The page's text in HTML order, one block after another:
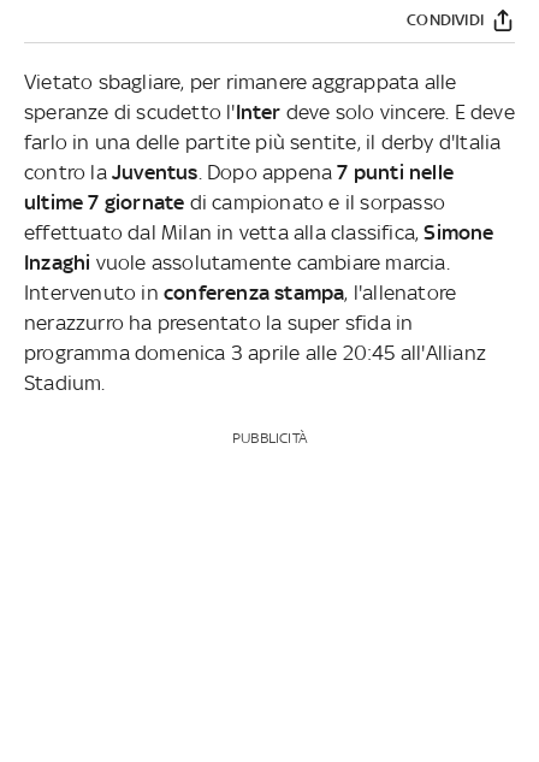
CONDIVIDI
Vietato sbagliare, per rimanere aggrappata alle
speranze di scudetto l'Inter deve solo vincere. E deve
farlo in una delle partite più sentite, il derby d'Italia
contro la Juventus . Dopo appena 7 punti nelle
ultime 7 giornate di campionato e il sorpasso
effettuato dal Milan in vetta alla classifica,Simone
Inzaghi vuole assolutamente cambiare marcia.
Intervenuto in conferenza stampa, l'allenatore
nerazzurro ha presentato la super sfida in
programma domenica 3 aprile alle 20:45 all'Allianz
Stadium.
PUBBLICITÀ